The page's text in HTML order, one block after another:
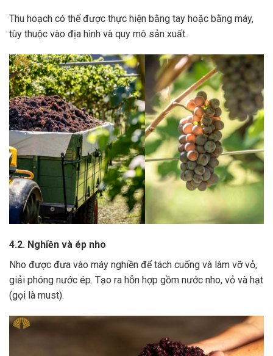
Thu hoạch có thể được thực hiện bằng tay hoặc bằng máy,
tùy thuộc vào địa hình và quy mô sản xuất.
4.2. Nghiền và ép nho
Nho được đưa vào máy nghiền để tách cuống và làm vỡ vỏ,
giải phóng nước ép. Tạo ra hỗn hợp gồm nước nho, vỏ và hạt
(gọi là must).